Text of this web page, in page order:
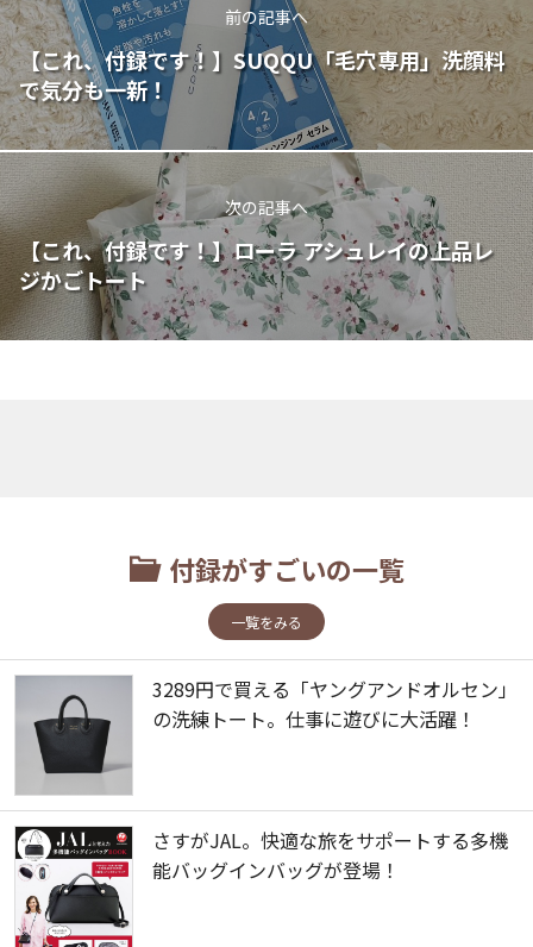
前の記事へ
【これ、付録です！】SUQQU「毛穴専用」洗顔料
で気分も一新！
次の記事へ
【これ、付録です！】ローラ アシュレイの上品レ
ジかごトート
付録がすごいの一覧
一覧をみる
3289円で買える「ヤングアンドオルセン」
の洗練トート。仕事に遊びに大活躍！
さすがJAL。快適な旅をサポートする多機
能バッグインバッグが登場！